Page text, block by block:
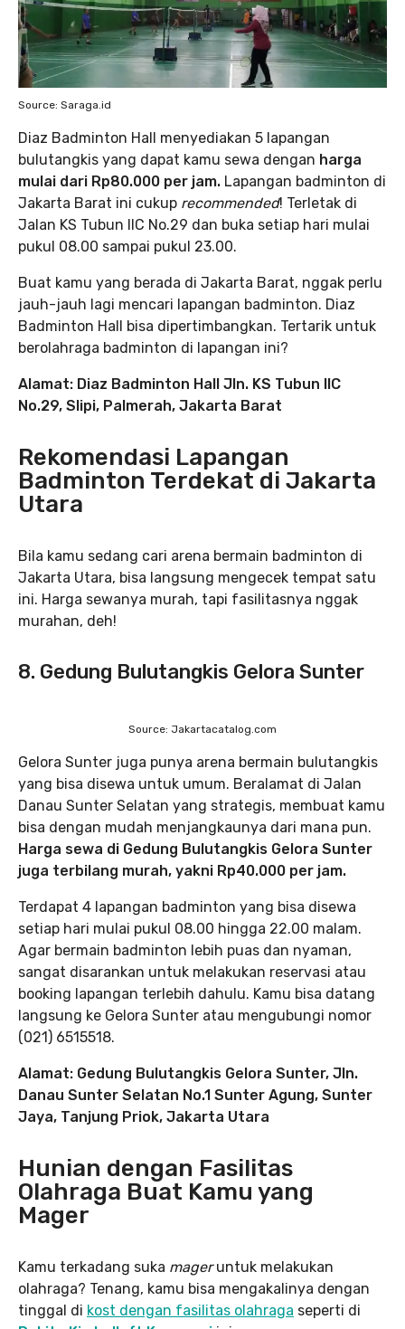
Source: Saraga.id
Diaz Badminton Hall menyediakan 5 lapangan
bulutangkis yang dapat kamu sewa dengan harga
mulai dari Rp80.000 per jam. Lapangan badminton di
Jakarta Barat ini cukup recommended! Terletak di
Jalan KS Tubun IIC No.29 dan buka setiap hari mulai
pukul 08.00 sampai pukul 23.00.
Buat kamu yang berada di Jakarta Barat, nggak perlu
jauh-jauh lagi mencari lapangan badminton. Diaz
Badminton Hall bisa dipertimbangkan. Tertarik untuk
berolahraga badminton di lapangan ini?
Alamat: Diaz Badminton Hall Jln. KS Tubun IIC
No.29, Slipi, Palmerah, Jakarta Barat
Rekomendasi Lapangan
Badminton Terdekat di Jakarta
Utara
Bila kamu sedang cari arena bermain badminton di
Jakarta Utara, bisa langsung mengecek tempat satu
ini. Harga sewanya murah, tapi fasilitasnya nggak
murahan, deh!
8. Gedung Bulutangkis Gelora Sunter
Source: Jakartacatalog.com
Gelora Sunter juga punya arena bermain bulutangkis
yang bisa disewa untuk umum. Beralamat di Jalan
Danau Sunter Selatan yang strategis, membuat kamu
bisa dengan mudah menjangkaunya dari mana pun.
Harga sewa di Gedung Bulutangkis Gelora Sunter
juga terbilang murah, yakni Rp40.000 per jam.
Terdapat 4 lapangan badminton yang bisa disewa
setiap hari mulai pukul 08.00 hingga 22.00 malam.
Agar bermain badminton lebih puas dan nyaman,
sangat disarankan untuk melakukan reservasi atau
booking lapangan terlebih dahulu. Kamu bisa datang
langsung ke Gelora Sunter atau mengubungi nomor
(021) 6515518.
Alamat: Gedung Bulutangkis Gelora Sunter, Jln.
Danau Sunter Selatan No.1 Sunter Agung, Sunter
Jaya, Tanjung Priok, Jakarta Utara
Hunian dengan Fasilitas
Olahraga Buat Kamu yang
Mager
Kamu terkadang suka mageruntuk melakukan
olahraga? Tenang, kamu bisa mengakalinya dengan
tinggal di kost dengan fasilitas olahraga seperti di